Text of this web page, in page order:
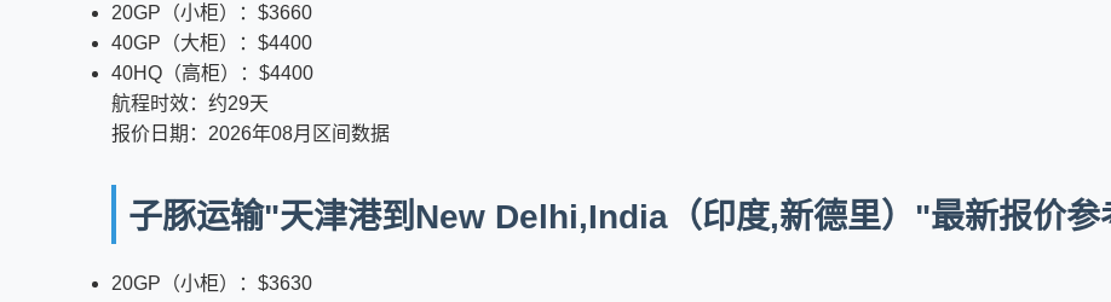
20GP（小柜）：$3660
40GP（大柜）：$4400
40HQ（高柜）：$4400
航程时效：约29天
报价日期：2026年08月区间数据
子豚运输"天津港到New Delhi,India（印度,新德里）"最新报价参
20GP（小柜）：$3630